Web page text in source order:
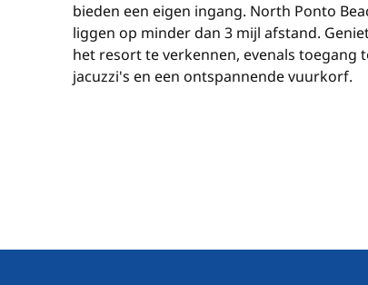
bieden een eigen ingang. North Ponto
liggen op minder dan 3 mijl afstand.
het resort te verkennen, evenals toegang
jacuzzi's en een ontspannende vuurkorf.